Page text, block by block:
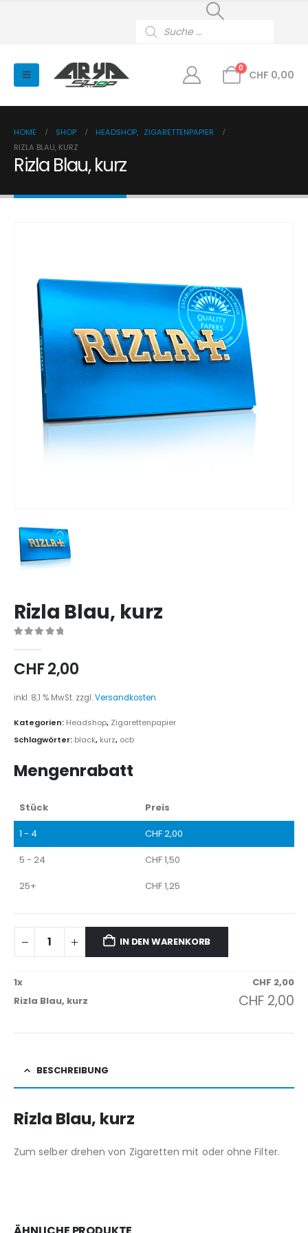
search
0
CHF 0,00
HOME SHOP HEADSHOP, ZIGARETTENPAPIER
RIZLA BLAU, KURZ
Rizla Blau, kurz
Rizla Blau, kurz
CHF2,00
inkl. 8,1 % MwSt. zzgl.Versandkosten
Kategorien: Headshop, Zigarettenpapier
Schlagwörter: black, kurz, ocb
Mengenrabatt
Stück
Preis
1 - 4
CHF2,00
5 - 24
CHF1,50
25+
CHF1,25
IN DEN WARENKORB
1x CHF 2,00
Rizla Blau, kurz
CHF 2,00
BESCHREIBUNG
Rizla Blau, kurz
Zum selber drehen von Zigaretten mit oder ohne Filter.